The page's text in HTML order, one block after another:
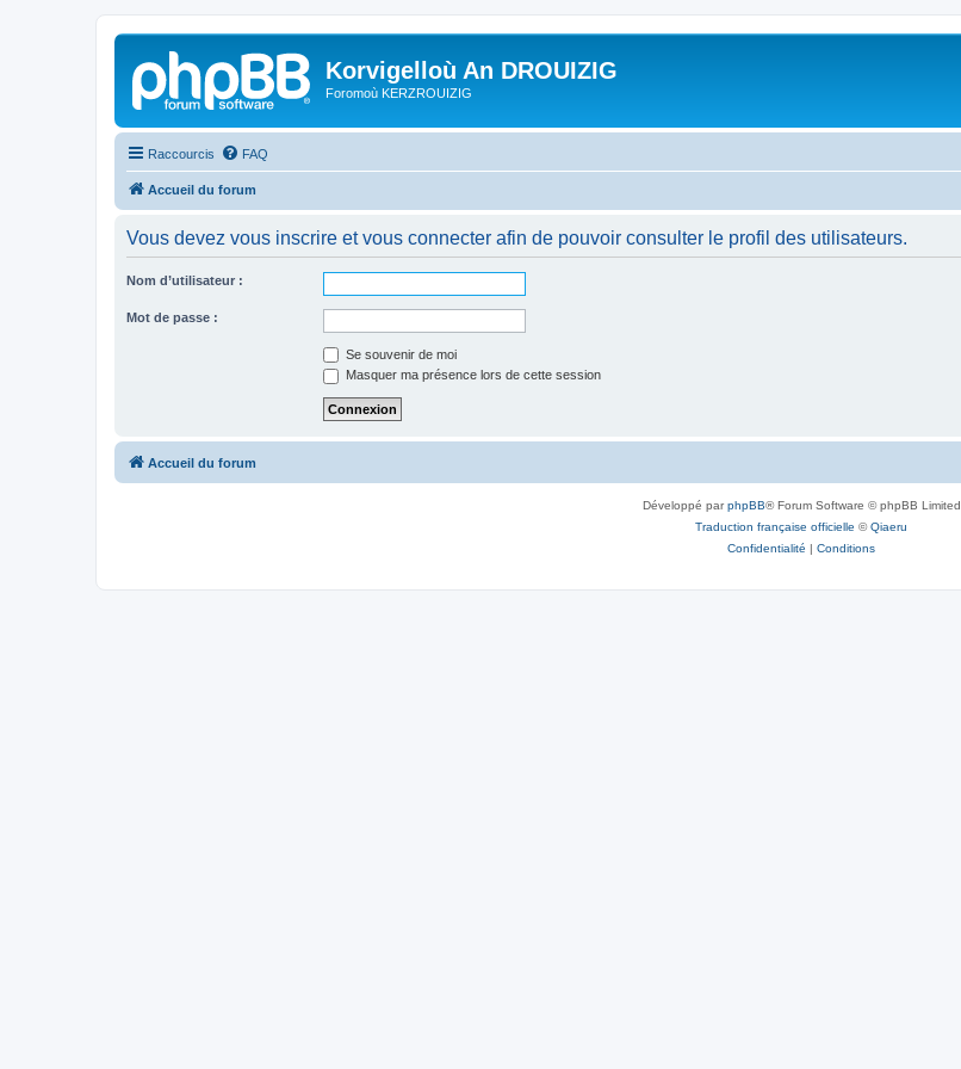
Korvigelloù An DROUIZIG
Foromoù KERZROUIZIG
Raccourcis FAQ
Accueil du forum
Vous devez vous inscrire et vous connecter afin de pouvoir consulter le profil des utilisateurs.
Nom d’utilisateur :
Mot de passe :
Se souvenir de moi
Masquer ma présence lors de cette session
Accueil du forum
Développé parphpBB® Forum Software © phpBB Limited
Traduction française officielle ©Qiaeru
Confidentialité | Conditions